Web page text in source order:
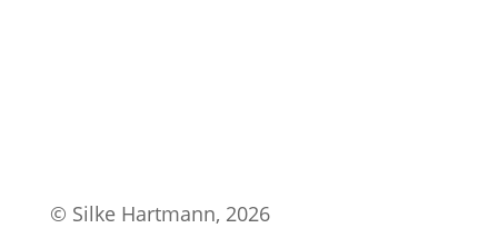
© Silke Hartmann, 2026